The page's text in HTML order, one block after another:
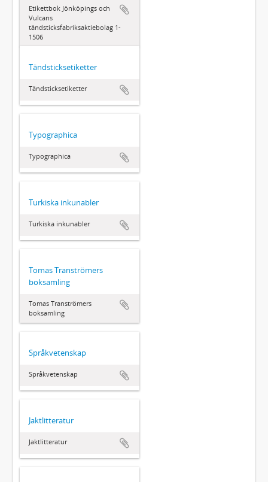
Etikettbok Jönköpings och
Vulcans
tändsticksfabriksaktiebolag 1-
1506
Tändsticksetiketter
Tändsticksetiketter
Typographica
Typographica
Turkiska inkunabler
Turkiska inkunabler
Tomas Tranströmers
boksamling
Tomas Tranströmers
boksamling
Språkvetenskap
Språkvetenskap
Jaktlitteratur
Jaktlitteratur